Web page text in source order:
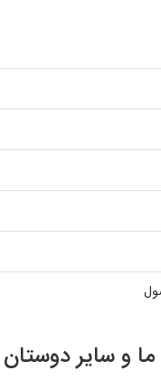
و سایر